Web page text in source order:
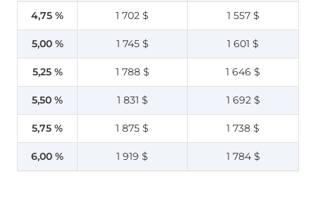
4,75 % 1 702 $ 1 557 $
5,00 % 1 745 $ 1 601 $
5,25 % 1 788 $ 1 646 $
5,50 % 1 831 $ 1 692 $
5,75 % 1 875 $ 1 738 $
6,00 % 1 919 $ 1 784 $